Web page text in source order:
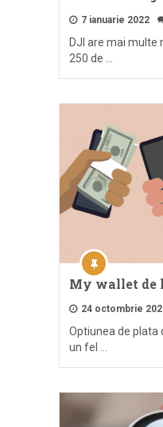
7 ianuarie 2022
DJI are mai multe
250 de …
My wallet de
24 octombrie
Optiunea de plata
un fel …